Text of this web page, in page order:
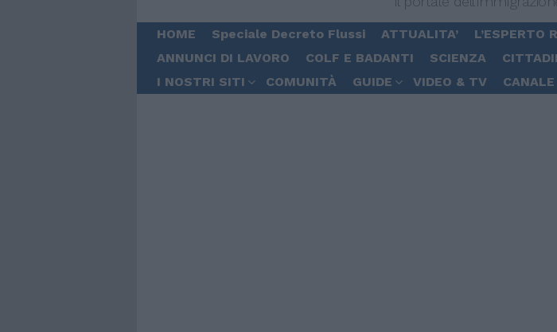
HOME Speciale Decreto Flussi ATTUALITA’ L’ESPERTO
ANNUNCI DI LAVORO
COLF E BADANTI SCIENZA
I NOSTRI SITI
COMUNITÀ GUIDE VIDEO & TV